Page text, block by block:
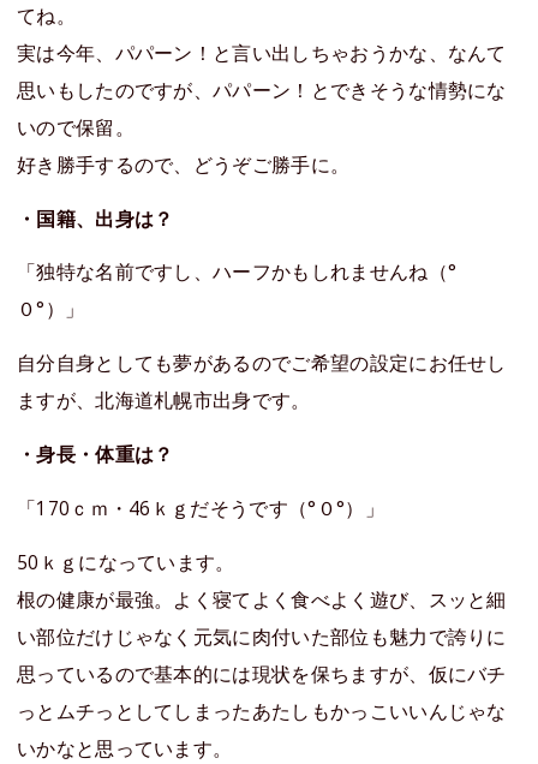
てね。
実は今年、パパーン！と言い出しちゃおうかな、なんて
思いもしたのですが、パパーン！とできそうな情勢にな
いので保留。
好き勝手するので、どうぞご勝手に。
・国籍、出身は？
「独特な名前ですし、ハーフかもしれませんね（°
０°）」
自分自身としても夢があるのでご希望の設定にお任せし
ますが、北海道札幌市出身です。
・身長・体重は？
「170ｃｍ・46ｋｇだそうです（°０°）」
50ｋｇになっています。
根の健康が最強。よく寝てよく食べよく遊び、スッと細
い部位だけじゃなく元気に肉付いた部位も魅力で誇りに
思っているので基本的には現状を保ちますが、仮にバチ
っとムチっとしてしまったあたしもかっこいいんじゃな
いかなと思っています。